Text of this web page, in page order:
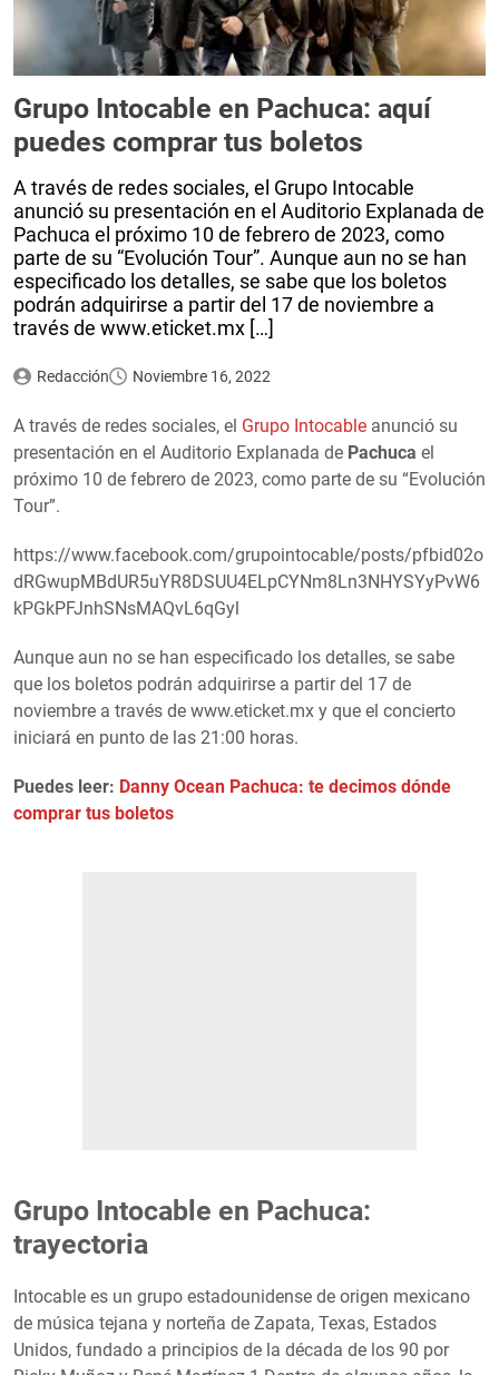
Grupo Intocable en Pachuca: aquí
puedes comprar tus boletos
A través de redes sociales, el Grupo Intocable
anunció su presentación en el Auditorio Explanada de
Pachuca el próximo 10 de febrero de 2023, como
parte de su “Evolución Tour”. Aunque aun no se han
especificado los detalles, se sabe que los boletos
podrán adquirirse a partir del 17 de noviembre a
través de www.eticket.mx […]
Redacción Noviembre 16, 2022
A través de redes sociales, el Grupo Intocable anunció su
presentación en el Auditorio Explanada de Pachuca el
próximo 10 de febrero de 2023, como parte de su “Evolución
Tour”.
https://www.facebook.com/grupointocable/posts/pfbid02o
dRGwupMBdUR5uYR8DSUU4ELpCYNm8Ln3NHYSYyPvW6
kPGkPFJnhSNsMAQvL6qGyl
Aunque aun no se han especificado los detalles, se sabe
que los boletos podrán adquirirse a partir del 17 de
noviembre a través de www.eticket.mx y que el concierto
iniciará en punto de las 21:00 horas.
Puedes leer: Danny Ocean Pachuca: te decimos dónde
comprar tus boletos
Grupo Intocable en Pachuca:
trayectoria
Intocable es un grupo estadounidense de origen mexicano
de música tejana y norteña de Zapata, Texas, Estados
Unidos, fundado a principios de la década de los 90 por